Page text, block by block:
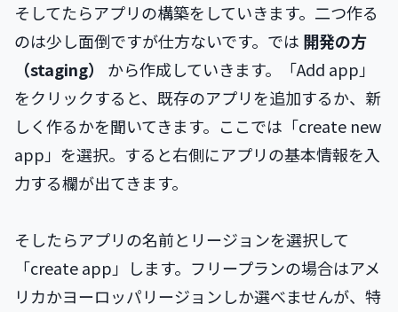
そしてたらアプリの構築をしていきます。二つ作る
のは少し面倒ですが仕方ないです。では 開発の方
（staging）
から作成していきます。「Add app」
をクリックすると、既存のアプリを追加するか、新
しく作るかを聞いてきます。ここでは「create new
app」を選択。すると右側にアプリの基本情報を入
力する欄が出てきます。
そしたらアプリの名前とリージョンを選択して
「create app」します。フリープランの場合はアメ
リカかヨーロッパリージョンしか選べませんが、特